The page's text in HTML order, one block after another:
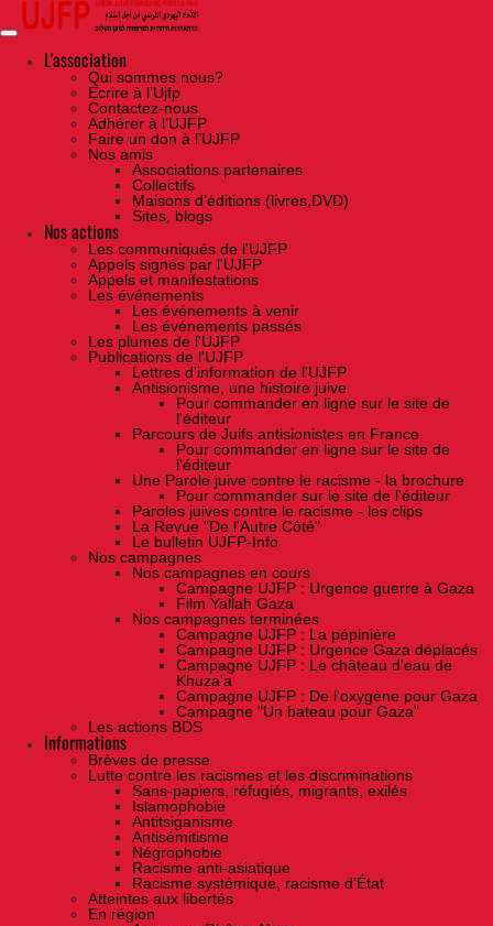
Skip
the
contentL'association
Qui sommes nous?
Ecrire à l’Ujfp
Contactez-nous
Adhérer à l’UJFP
Faire un don à l’UJFP
Nos amis
Associations partenaires
Collectifs
Maisons d’éditions (livres,DVD)
Sites, blogs
Nos actions
Les communiqués de l'UJFP
Appels signés par l'UJFP
Appels et manifestations
Les événements
Les événements à venir
Les événements passés
Les plumes de l'UJFP
Publications de l'UJFP
Lettres d'information de l'UJFP
Antisionisme, une histoire juive
Pour commander en ligne sur le site de
l'éditeur
Parcours de Juifs antisionistes en France
Pour commander en ligne sur le site de
l'éditeur
Une Parole juive contre le racisme - la brochure
Pour commander sur le site de l'éditeur
Paroles juives contre le racisme - les clips
La Revue "De l'Autre Côté"
Le bulletin UJFP-Info
Nos campagnes
Nos campagnes en cours
Campagne UJFP : Urgence guerre à Gaza
Film Yallah Gaza
Nos campagnes terminées
Campagne UJFP : La pépinière
Campagne UJFP : Urgence Gaza déplacés
Campagne UJFP : Le château d'eau de
Khuza'a
Campagne UJFP : De l'oxygène pour Gaza
Campagne "Un bateau pour Gaza"
Les actions BDS
Informations
Brèves de presse
Lutte contre les racismes et les discriminations
Sans-papiers, réfugiés, migrants, exilés
Islamophobie
Antitsiganisme
Antisémitisme
Négrophobie
Racisme anti-asiatique
Racisme systémique, racisme d'État
Atteintes aux libertés
En région